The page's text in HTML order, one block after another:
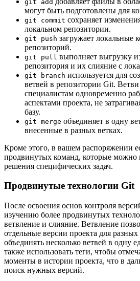
git add
могут быть подготовлены для
git commit сохраняет
локальном репозитории.
git push загружает локальные
репозиторий.
git pull выполняет выгрузку
репозитория и их слияние с
git branch используется для
ветвей в репозитории Git.
специалистам одновременно
аспектами проекта, не
базу.
git merge объединяет в одну
внесенные в разных ветках.
Кроме этого, в вашем распоряжении
продвинутых команд, которые можно
решения специфических задач.
Продвинутые технологии Git
После освоения основ контроля
изучению более продвинутых
ветвление и слияние. Ветвление
отдельные версии проекта для
объединять несколько ветвей в
также использовать теги, чтобы
моменты в истории проекта, что в
поиск нужных версий.